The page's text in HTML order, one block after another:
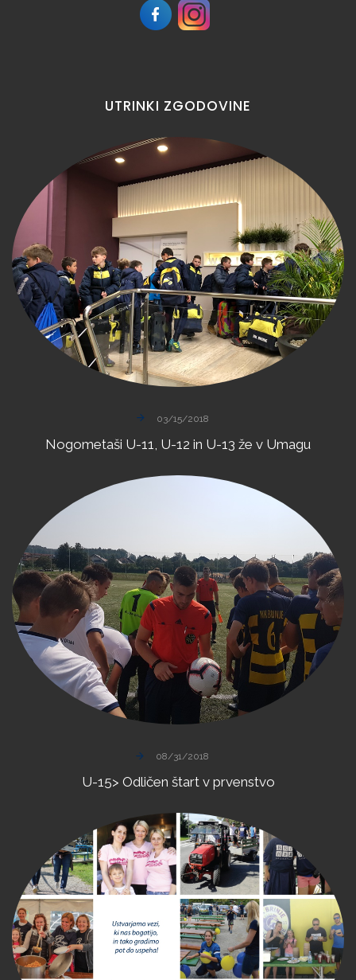
UTRINKI ZGODOVINE
03/15/2018
Nogometaši U-11, U-12 in U-13 že v Umagu
08/31/2018
U-15> Odličen štart v prvenstvo